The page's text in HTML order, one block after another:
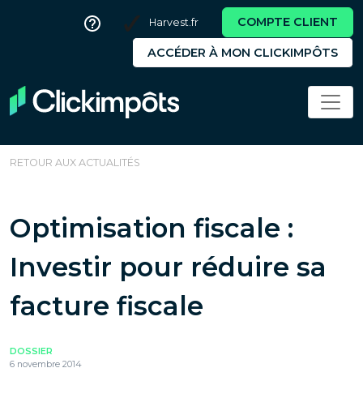
Harvest.fr COMPTE CLIENT
ACCÉDER À MON CLICKIMPÔTS
RETOUR AUX ACTUALITÉS
Optimisation fiscale :
Investir pour réduire sa
facture fiscale
DOSSIER
6 novembre 2014